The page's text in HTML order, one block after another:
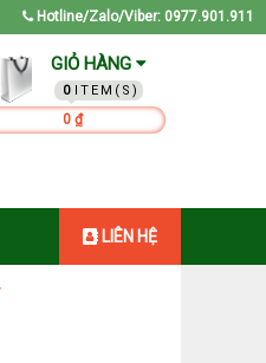
Hotline/Zalo/Viber: 0977.901.911
GIỎ HÀNG
0
0 ₫
LIÊN HỆ